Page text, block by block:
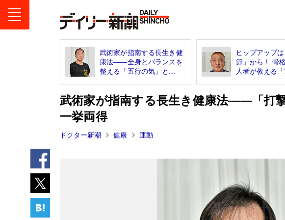
武術家が指南する長生き健
康法――全身とバランスを
整える「五行の気」と...
ヒップアップ
節」から！ 骨
人者が教える「
武術家が指南する長生き健康法――「打
一挙両得
ドクター新潮 健康 運動